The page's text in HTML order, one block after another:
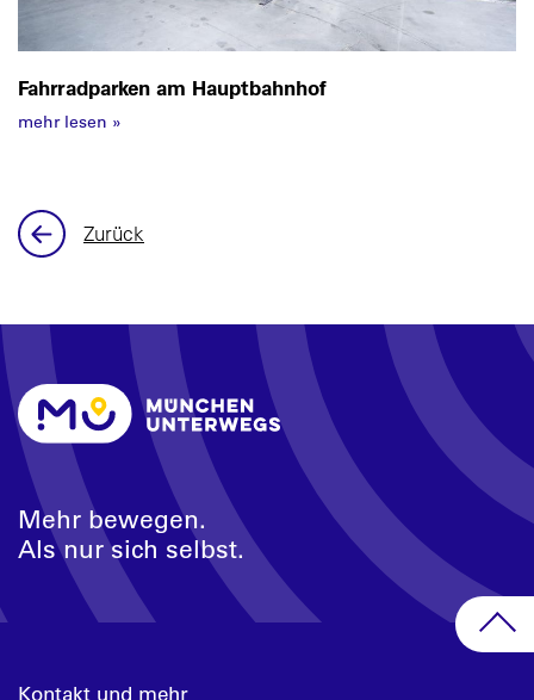
Fahrradparken am Hauptbahnhof
mehr lesen »
Zurück
Mehr bewegen.
Als nur sich selbst.
Kontakt und mehr